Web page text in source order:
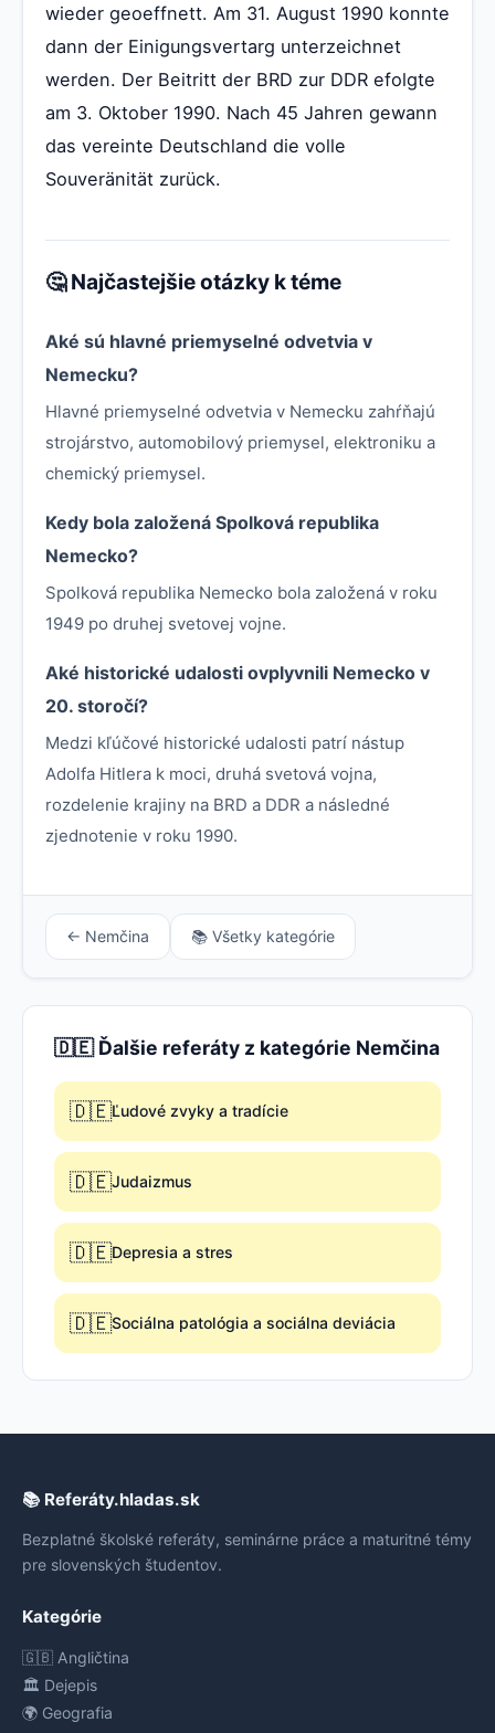
wieder geoeffnett. Am 31. August 1990 konnte
dann der Einigungsvertarg unterzeichnet
werden. Der Beitritt der BRD zur DDR efolgte
am 3. Oktober 1990. Nach 45 Jahren gewann
das vereinte Deutschland die volle
Souveränität zurück.
🤔 Najčastejšie otázky k téme
Aké sú hlavné priemyselné odvetvia v
Nemecku?
Hlavné priemyselné odvetvia v Nemecku zahŕňajú
strojárstvo, automobilový priemysel, elektroniku a
chemický priemysel.
Kedy bola založená Spolková republika
Nemecko?
Spolková republika Nemecko bola založená v roku
1949 po druhej svetovej vojne.
Aké historické udalosti ovplyvnili Nemecko v
20. storočí?
Medzi kľúčové historické udalosti patrí nástup
Adolfa Hitlera k moci, druhá svetová vojna,
rozdelenie krajiny na BRD a DDR a následné
zjednotenie v roku 1990.
← Nemčina 📚 Všetky kategórie
🇩🇪 Ďalšie referáty z kategórie Nemčina
🇩🇪Ľudové zvyky a tradície
🇩🇪Judaizmus
🇩🇪Depresia a stres
🇩🇪Sociálna patológia a sociálna deviácia
📚 Referáty.hladas.sk
Bezplatné školské referáty, seminárne práce a maturitné témy
pre slovenských študentov.
Kategórie
🇬🇧 Angličtina
🏛️ Dejepis
🌍 Geografia